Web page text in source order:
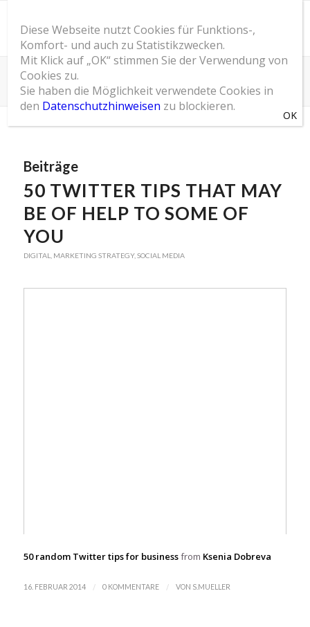
Schlagwortarchiv für: tweet
Du bist hier: Startseite / SOM Blog / tweet
Beiträge
50 TWITTER TIPS THAT MAY
BE OF HELP TO SOME OF
YOU
DIGITAL MARKETING STRATEGY, SOCIAL MEDIA
50 random Twitter tips for businessfrom Ksenia Dobreva
16. FEBRUAR 2014 / 0 KOMMENTARE / VON S.MUELLER
Diese Webseite nutzt Cookies für Funktions-,
Komfort- und auch zu Statistikzwecken.
Mit Klick auf „OK“ stimmen Sie der Verwendung von
Cookies zu.
Sie haben die Möglichkeit verwendete Cookies in
den Datenschutzhinweisen zu blockieren.